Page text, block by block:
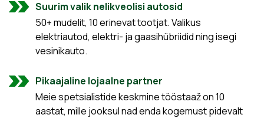
Suurim valik nelikveolisi autosid
50+ mudelit, 10 erinevat tootjat. Valikus
elektriautod, elektri- ja gaasihübriidid ning isegi
vesinikauto.
Pikaajaline lojaalne partner
Meie spetsialistide keskmine tööstaaž on 10
aastat, mille jooksul nad enda kogemust pidevalt